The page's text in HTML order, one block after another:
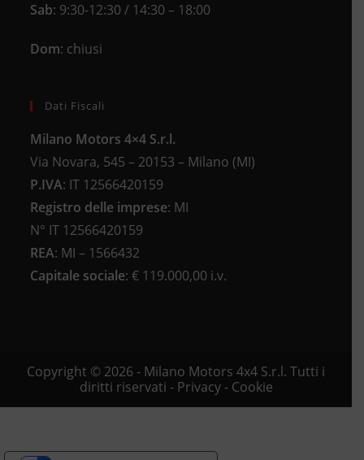
Sab: 9:30-12:30 / 14:30 – 18:00
Dom: chiusi
Dati Fiscali
Milano Motors 4×4 S.r.l.
Via Novara, 545 – 20153 – Milano (MI)
P.IVA: IT 12566420159
Registro delle imprese: MI
N° IT 12566420159
REA: MI – 1566432
Capitale sociale: € 119.000,00 i.v.
Copyright © 2026 - Milano Motors 4x4 S.r.l. Tutti i
diritti riservati - Privacy- Cookie